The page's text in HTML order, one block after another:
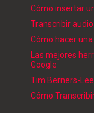
Cómo insertar
Transcribir
Cómo hacer
Las mejores
Google
Tim Berners-
Cómo